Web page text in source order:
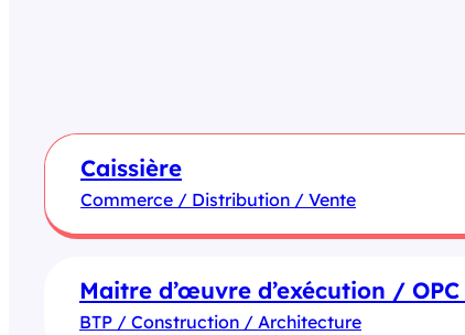
Caissière
Commerce / Distribution / Vente
Maitre d’œuvre d’exécution /
BTP / Construction / Architecture